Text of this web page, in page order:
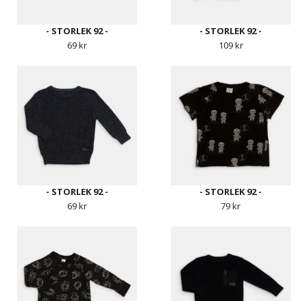
- STORLEK 92 -
69 kr
- STORLEK 92 -
109 kr
- STORLEK 92 -
69 kr
- STORLEK 92 -
79 kr